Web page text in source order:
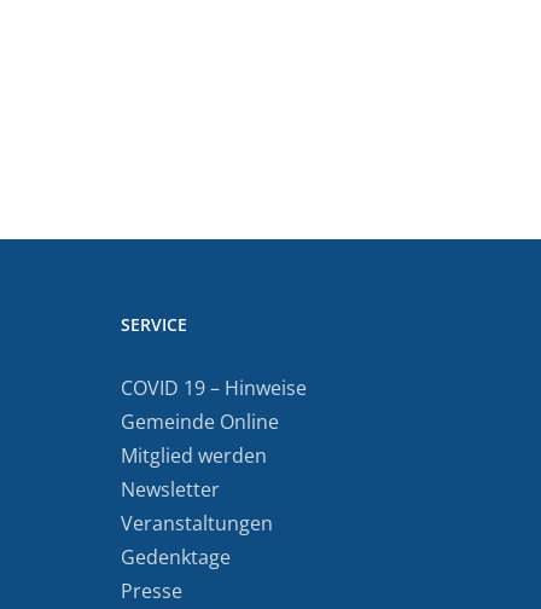
SERVICE
COVID 19 – Hinweise
Gemeinde Online
Mitglied werden
Newsletter
Veranstaltungen
Gedenktage
Presse